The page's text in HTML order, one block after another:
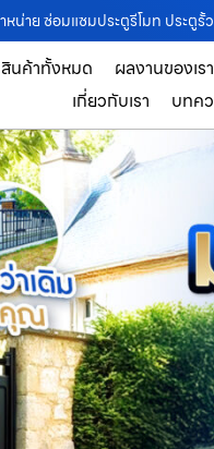
หน่าย ซ่อมแซมประตูรีโมท ประตู
สินค้าทั้งหมด ผลงานของเรา
เกี่ยวกับเรา
บทค